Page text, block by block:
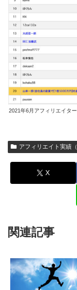
2021年6月アフィリエイタ
アフィリエイト実績（
X
関連記事